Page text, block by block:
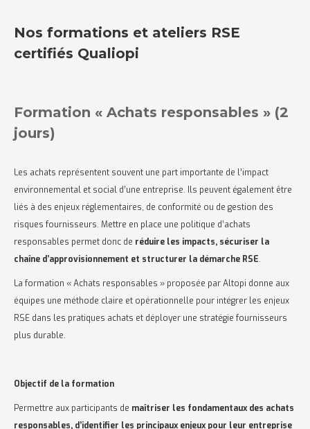
Nos formations et ateliers RSE
certifiés Qualiopi
Formation « Achats responsables » (2
jours)
Les achats représentent souvent une part importante de l’impact
environnemental et social d’une entreprise. Ils peuvent également être
liés à des enjeux réglementaires, de conformité ou de gestion des
risques fournisseurs. Mettre en place une politique d’achats
responsables permet donc de réduire les impacts, sécuriser la
chaîne d’approvisionnement et structurer la démarche RSE.
La formation « Achats responsables » proposée par Altopi donne aux
équipes une méthode claire et opérationnelle pour intégrer les enjeux
RSE dans les pratiques achats et déployer une stratégie fournisseurs
plus durable.
Objectif de la formation
Permettre aux participants de maîtriser les fondamentaux des achats
responsables, d’identifier les principaux enjeux pour leur entreprise